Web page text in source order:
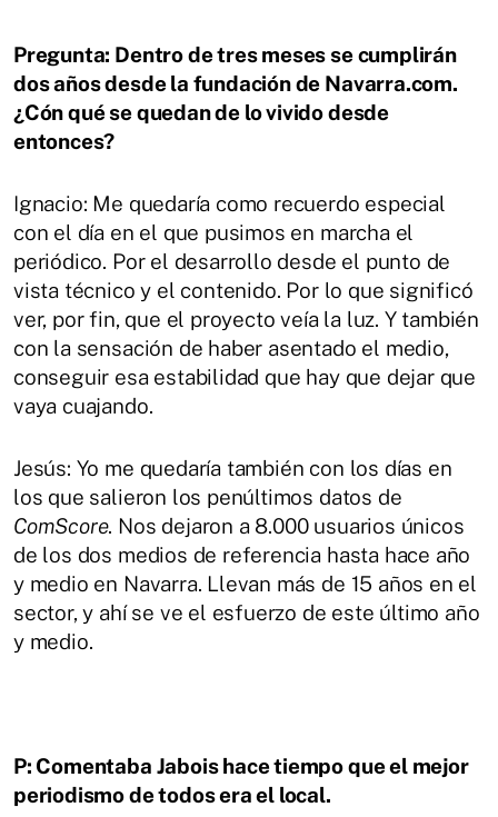
Pregunta: Dentro de tres meses se cumplirán
dos años desde la fundación de Navarra.com.
¿Cón qué se quedan de lo vivido desde
entonces?
Ignacio: Me quedaría como recuerdo especial
con el día en el que pusimos en marcha el
periódico. Por el desarrollo desde el punto de
vista técnico y el contenido. Por lo que significó
ver, por fin, que el proyecto veía la luz. Y también
con la sensación de haber asentado el medio,
conseguir esa estabilidad que hay que dejar que
vaya cuajando.
Jesús: Yo me quedaría también con los días en
los que salieron los penúltimos datos de
ComScore. Nos dejaron a 8.000 usuarios únicos
de los dos medios de referencia hasta hace año
y medio en Navarra. Llevan más de 15 años en el
sector, y ahí se ve el esfuerzo de este último año
y medio.
P: Comentaba Jabois hace tiempo que el mejor
periodismo de todos era el local.